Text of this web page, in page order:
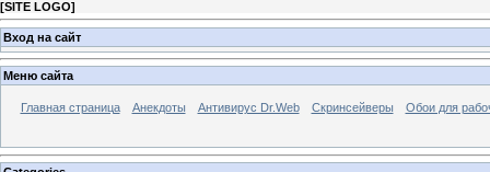
[SITE LOGO]
Вход на сайт
Меню сайта
Главная страница Анекдоты Антивирус Dr.Web Скринсейверы Обои для